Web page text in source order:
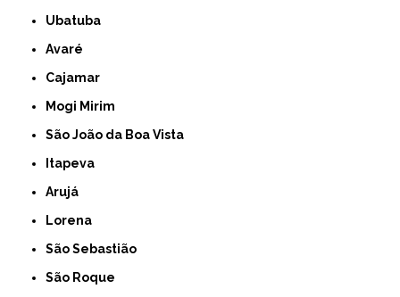
Ubatuba
Avaré
Cajamar
Mogi Mirim
São João da Boa Vista
Itapeva
Arujá
Lorena
São Sebastião
São Roque